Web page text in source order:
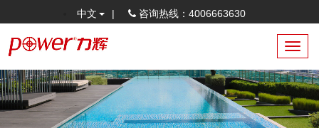
中文 | 咨询热线：4006663630